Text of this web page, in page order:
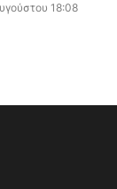
18:08